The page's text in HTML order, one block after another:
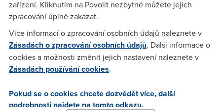
vypinam vzdy na noc a nikdy jsem nezaznamenal problem
ktery popisujete. Spise bude problem na strane pocitace.
Tom(11.6.2004 14:06:21)
Takze myslite ze nereklamovat modem a zkusit treba jeste
napada vas jaky jeste jiny problem by byl v PC? diky
zařízení. Kliknutím na Povolit nezbytné můžete jejich
zpracování úplně zakázat.
Více informací o zpracování osobních údajů naleznete v
Zásadách o zpracování osobních údajů. Další informace o
cookies a možnosti změnit jejich nastavení naleznete v
Zásadách používání cookies.
Pokud se o cookies chcete dozvědět více, další
podrobnosti najdete na tomto odkazu.